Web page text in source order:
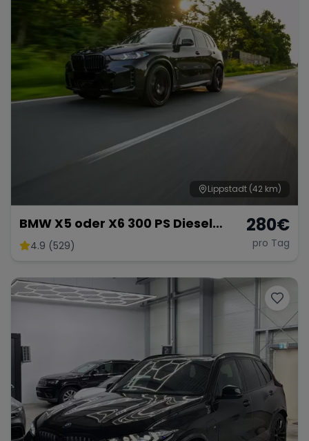
Lippstadt (42 km)
BMW X5 oder X6 300 PS Diesel
schwarz/grau 2025
4.9 (529)
280€
pro Tag